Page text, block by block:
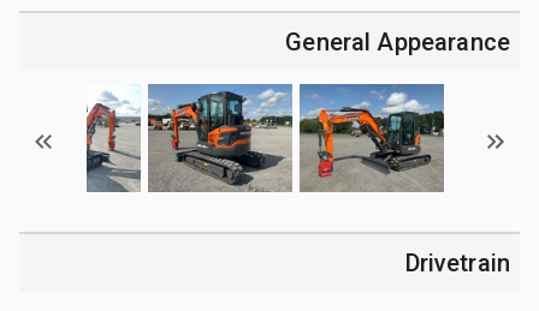
General Appearance
Drivetrain